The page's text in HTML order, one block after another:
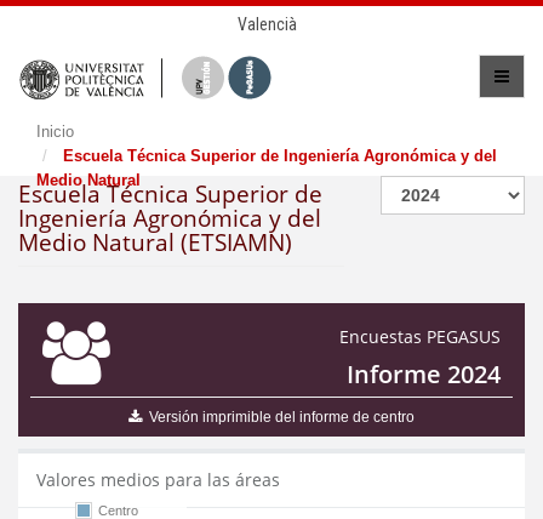
Valencià
Inicio
Escuela Técnica Superior de Ingeniería Agronómica y del
Medio Natural
Escuela Técnica Superior de
Ingeniería Agronómica y del
Medio Natural (ETSIAMN)
Encuestas PEGASUS
Informe 2024
Versión imprimible del informe de centro
Valores medios para las áreas
Centro